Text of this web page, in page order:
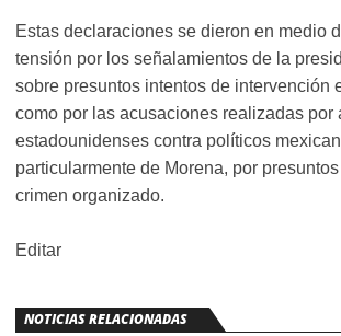
Estas declaraciones se dieron en medio
tensión por los señalamientos de la
sobre presuntos intentos de intervención
como por las acusaciones realizadas por
estadounidenses contra políticos
particularmente de Morena, por
crimen organizado.
Editar
NOTICIAS RELACIONADAS